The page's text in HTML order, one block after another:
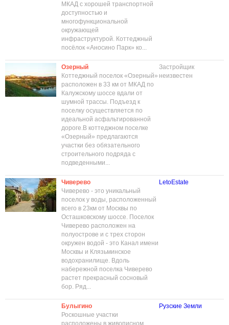
МКАД с хорошей транспортной
доступностью и
многофункциональной
окружающей
инфраструктурой. Коттеджный
посёлок «Аносино Парк» ко...
Озерный
Коттеджный поселок «Озерный»
расположен в 33 км от МКАД по
Калужскому шоссе вдали от
шумной трассы. Подъезд к
поселку осуществляется по
идеальной асфальтированной
дороге.В коттеджном поселке
«Озерный» предлагаются
участки без обязательного
строительного подряда с
подведенными...
Застройщик
неизвестен
Чиверево
Чиверево - это уникальный
поселок у воды, расположенный
всего в 23км от Москвы по
Осташковскому шоссе. Поселок
Чиверево расположен на
полуострове и с трех сторон
окружен водой - это Канал имени
Москвы и Клязьминское
водохранилище. Вдоль
набережной поселка Чиверево
растет прекрасный сосновый
бор. Ряд...
LetoEstate
Булыгино
Роскошные участки
расположены в живописном
Рузские Земли